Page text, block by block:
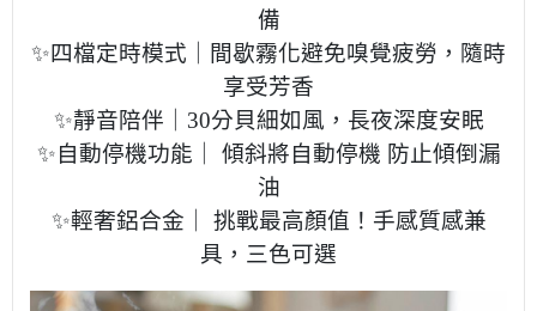
備
✨四檔定時模式｜間歇霧化避免嗅覺疲勞，隨時
享受芳香
✨靜音陪伴｜30分貝細如風，長夜深度安眠
✨自動停機功能｜ 傾斜將自動停機 防止傾倒漏
油
✨輕奢鋁合金｜ 挑戰最高顏值！手感質感兼
具，三色可選